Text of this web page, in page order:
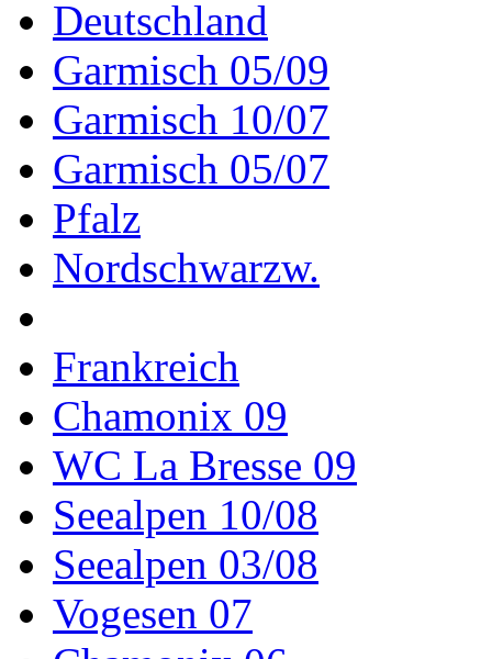
Deutschland
Garmisch 05/09
Garmisch 10/07
Garmisch 05/07
Pfalz
Nordschwarzw.
Frankreich
Chamonix 09
WC La Bresse 09
Seealpen 10/08
Seealpen 03/08
Vogesen 07